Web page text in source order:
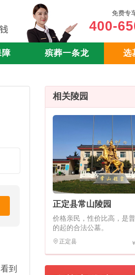
免费专
400-
障 殡葬一条龙 选
到
相关陵园
正定县常山陵园
价格亲民，性价比高，是
的起的合法公墓。
正定县